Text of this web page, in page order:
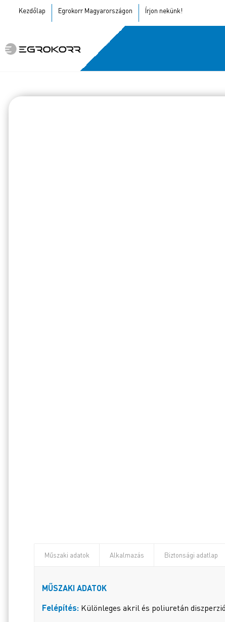
Kezdőlap Egrokorr Magyarországon Írjon nekünk!
Műszaki adatok Alkalmazás Biztonsági adatlap
MŰSZAKI ADATOK
Felépítés: Különleges akril és poliuretán